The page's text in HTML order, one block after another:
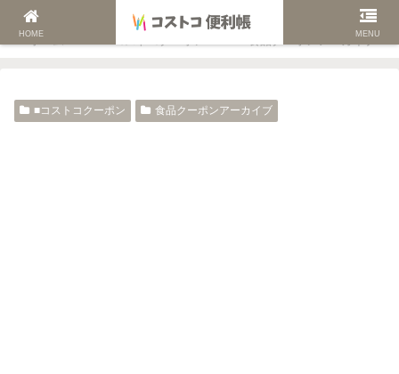
ホーム 食品クーポンアーカイブ
■コストコクーポン 食品クーポンアーカイブ
HOME MENU